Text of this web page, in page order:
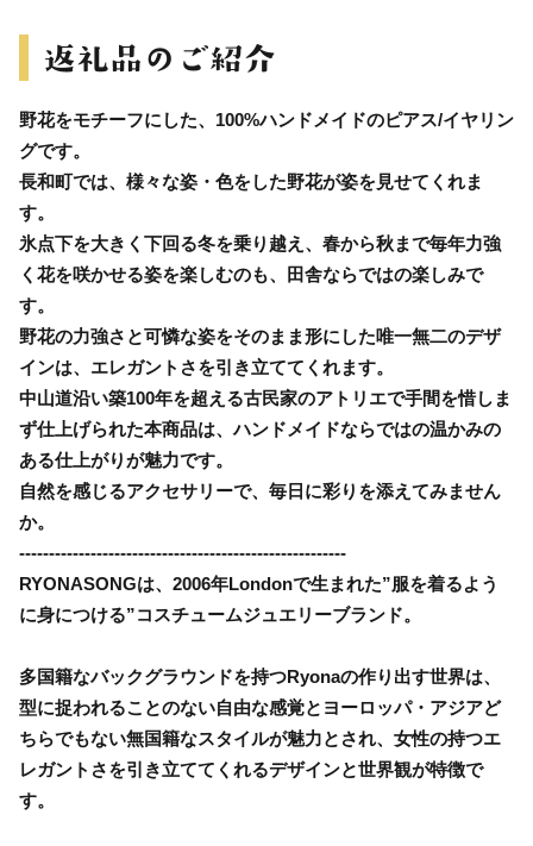
野花をモチーフにした、100%ハンドメイドのピアス/イヤリン
グです。
長和町では、様々な姿・色をした野花が姿を見せてくれま
す。
氷点下を大きく下回る冬を乗り越え、春から秋まで毎年力強
く花を咲かせる姿を楽しむのも、田舎ならではの楽しみで
す。
野花の力強さと可憐な姿をそのまま形にした唯一無二のデザ
インは、エレガントさを引き立ててくれます。
中山道沿い築100年を超える古民家のアトリエで手間を惜しま
ず仕上げられた本商品は、ハンドメイドならではの温かみの
ある仕上がりが魅力です。
自然を感じるアクセサリーで、毎日に彩りを添えてみません
か。
-------------------------------------------------------
RYONASONGは、2006年Londonで生まれた”服を着るよう
に身につける”コスチュームジュエリーブランド。
多国籍なバックグラウンドを持つRyonaの作り出す世界は、
型に捉われることのない自由な感覚とヨーロッパ・アジアど
ちらでもない無国籍なスタイルが魅力とされ、女性の持つエ
レガントさを引き立ててくれるデザインと世界観が特徴で
す。